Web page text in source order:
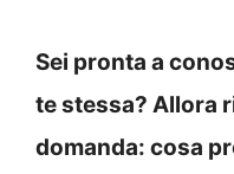
Sei pronta a
te stessa? Allora
domanda: cosa